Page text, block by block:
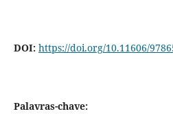
DOI: https://doi.org/10.11606/
Palavras-chave: